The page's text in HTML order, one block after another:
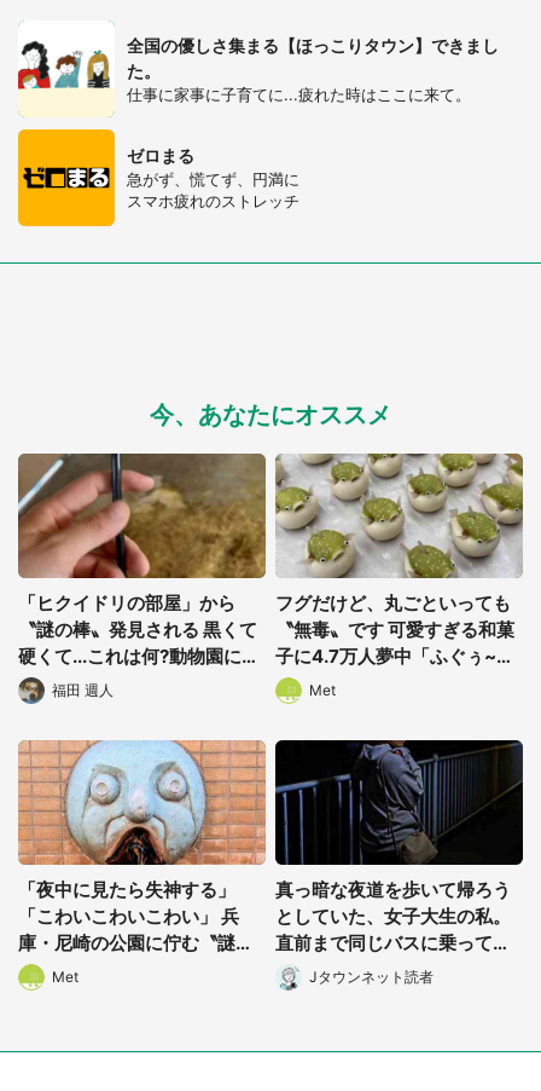
全国の優しさ集まる【ほっこりタウン】できまし
た。
仕事に家事に子育てに...疲れた時はここに来て。
ゼロまる
急がず、慌てず、円満に
スマホ疲れのストレッチ
今、あなたにオススメ
「ヒクイドリの部屋」から
〝謎の棒〟発見される 黒くて
硬くて...これは何?動物園に聞
く
福田 週人
フグだけど、丸ごといっても
〝無毒〟です 可愛すぎる和菓
子に4.7万人夢中「ふぐぅ~」
「職人の技ですね」
Met
「夜中に見たら失神する」
「こわいこわいこわい」 兵
庫・尼崎の公園に佇む〝謎す
ぎる顔〟に1.3万人戦慄
Met
真っ暗な夜道を歩いて帰ろう
としていた、女子大生の私。
直前まで同じバスに乗ってた
男性に声をかけられて(長野
県・50代女性)
Jタウンネット読者